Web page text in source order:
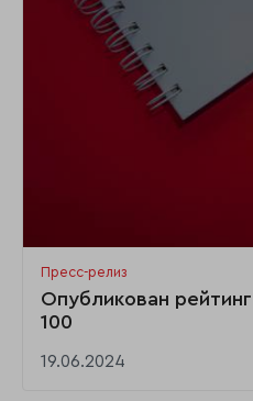
Пресс-релиз
Опубликован
100
19.06.2024